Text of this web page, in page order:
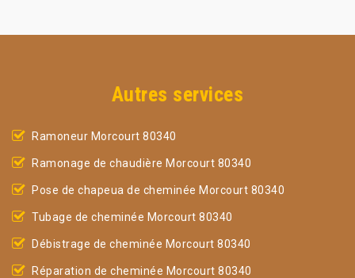
Autres services
Ramoneur Morcourt 80340
Ramonage de chaudière Morcourt 80340
Pose de chapeua de cheminée Morcourt 80340
Tubage de cheminée Morcourt 80340
Débistrage de cheminée Morcourt 80340
Réparation de cheminée Morcourt 80340